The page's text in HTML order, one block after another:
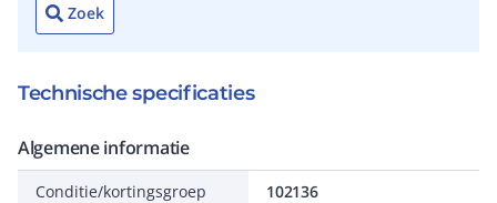
Zoek
Technische specificaties
Algemene informatie
Conditie/kortingsgroep 102136